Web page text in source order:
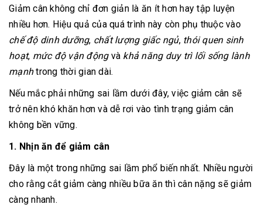
Giảm cân không chỉ đơn giản là ăn ít hơn hay tập luyện
nhiều hơn. Hiệu quả của quá trình này còn phụ thuộc vào
chế độ dinh dưỡng, chất lượng giấc ngủ, thói quen sinh
hoạt, mức độ vận độngvà khả năng duy trì lối sống lành
mạnhtrong thời gian dài.
Nếu mắc phải những sai lầm dưới đây, việc giảm cân sẽ
trở nên khó khăn hơn và dễ rơi vào tình trạng giảm cân
không bền vững.
1. Nhịn ăn để giảm cân
Đây là một trong những sai lầm phổ biến nhất. Nhiều người
cho rằng cắt giảm càng nhiều bữa ăn thì cân nặng sẽ giảm
càng nhanh.